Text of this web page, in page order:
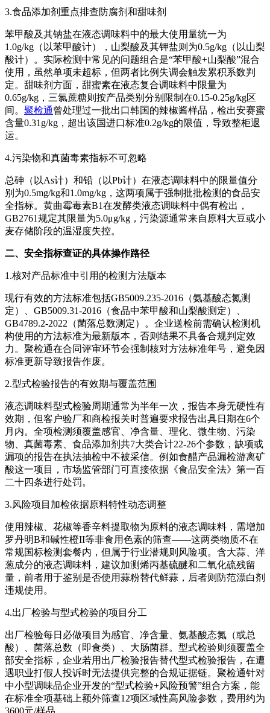
3.食品添加剂重点排查防腐剂和甜味剂
苯甲酸及其钠盐在液态调味料中的最大使用量统一为
1.0g/kg（以苯甲酸计），山梨酸及其钾盐则为0.5g/kg（以山梨
酸计）。实际检测中常见的问题组合是“苯甲酸+山梨酸”混合
使用，虽然单项未超标，但两者比例失调会触发累积系数判
定。甜味剂方面，甜蜜素在液态复合调味料中限量为
0.65g/kg，三氯蔗糖则按产品类别分别限制在0.15-0.25g/kg区
间。 聚检通曾处理过一批出口韩国的辣椒酱样品，检出安赛蜜
含量0.31g/kg，超出该国进口标准0.2g/kg的限值，导致整柜退
运。
4.污染物和真菌毒素指标不可忽略
总砷（以As计）和铅（以Pb计）在液态调味料中的限量值分
别为0.5mg/kg和1.0mg/kg，这两项属于强制批批检测的食品安
全指标。黄曲霉毒素B1在发酵类液态调味料中偶有检出，
GB2761规定其限量为5.0μg/kg，污染源通常来自原料大豆或小
麦存储阶段的温湿度失控。
二、安全指标查证的具体操作路径
1.核对产品标准中引用的检测方法版本
现行有效的方法标准包括GB5009.235-2016（氨基酸态氮测
定）、GB5009.31-2016（食品中苯甲酸和山梨酸测定）、
GB4789.2-2022（菌落总数测定）。企业送检前需确认检测机
构使用的方法标准为最新版本，否则结果不具备合规判定效
力。聚检通在合同评审环节会强制核对方法标准年号，避免因
标准更新导致报告作废。
2.型式检验报告的有效期与覆盖范围
液态调味料型式检验周期通常为半年一次，报告本身无硬性有
效期，但客户验厂和商检报关时普遍要求报告出具日期在6个
月内。全项检测须覆盖感官、净含量、理化、微生物、污染
物、真菌毒素、食品添加剂共7大类合计22-26个参数，缺项或
漏项的报告在执法抽检中不被采信。例如食醋产品漏检游离矿
酸这一项目，市场监管部门可直接依据《食品安全法》第一百
二十四条进行处罚。
3.风险项目加检依据原料特性动态调整
使用辣椒、花椒等香辛料提取物为原料的液态调味料，需增加
罗丹明B和碱性橙II等非食用色素的筛查——这两类物质不在
常规国标检测套餐内，但属于行业潜规则风险项。含大蒜、洋
葱成分的液态调味料，建议加测烯丙基硫醚和二氧化硫残留
量，前者用于鉴别是否使用蒜粉替代鲜蒜，后者则防范漂白剂
违规使用。
4.出厂检验与型式检验的项目分工
出厂检验每日必做项目为感官、净含量、氨基酸态氮（或总
酸）、菌落总数（即食类）、大肠菌群。型式检验则须覆盖全
部安全指标，企业若用出厂检验报告替代型式检验报告，在遭
遇职业打假人投诉时无法提供完整的合规证据链。聚检通针对
中小型调味品企业开发的“型式检验+风险预警”组合方案，能
在标准全项基础上额外筛查12项区域性高风险参数，费用约为
3600元/样品。